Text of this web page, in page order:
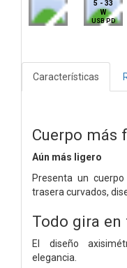
5 - 33
W
USB PD
Características
Cuerpo más
Aún más ligero
Presenta un
trasera curvados,
Todo gira
El diseño
elegancia.